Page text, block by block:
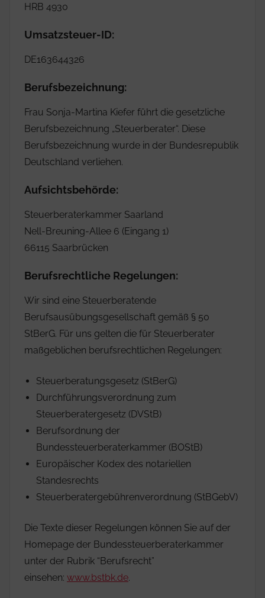
HRB 4930
Umsatzsteuer-ID:
DE163644326
Berufsbezeichnung:
Frau Sonja-Martina Kiefer führt die gesetzliche
Berufsbezeichnung „Steuerberater“. Diese
Berufsbezeichnung wurde in der Bundesrepublik
Deutschland verliehen.
Aufsichtsbehörde:
Steuerberaterkammer Saarland
Nell-Breuning-Allee 6 (Eingang 1)
66115 Saarbrücken
Berufsrechtliche Regelungen:
Wir sind eine Steuerberatende
Berufsausübungsgesellschaft gemäß § 50
StBerG. Für uns gelten die für Steuerberater
maßgeblichen berufsrechtlichen Regelungen:
Steuerberatungsgesetz (StBerG)
Durchführungsverordnung zum
Steuerberatergesetz (DVStB)
Berufsordnung der
Bundessteuerberaterkammer (BOStB)
Europäischer Kodex des notariellen
Standesrechts
Steuerberatergebührenverordnung (StBGebV)
Die Texte dieser Regelungen können Sie auf der
Homepage der Bundessteuerberaterkammer
unter der Rubrik “Berufsrecht”
einsehen: www.bstbk.de.